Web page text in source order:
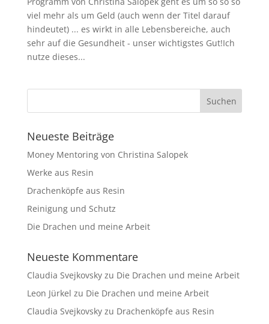
viel mehr als um Geld (auch wenn der Titel darauf
hindeutet) ... es wirkt in alle Lebensbereiche, auch
sehr auf die Gesundheit - unser wichtigstes Gut!Ich
nutze dieses...
Neueste Beiträge
Money Mentoring von Christina Salopek
Werke aus Resin
Drachenköpfe aus Resin
Reinigung und Schutz
Die Drachen und meine Arbeit
Neueste Kommentare
Claudia Svejkovskyzu Die Drachen und meine Arbeit
Leon Jürkel zu Die Drachen und meine Arbeit
Claudia Svejkovskyzu Drachenköpfe aus Resin